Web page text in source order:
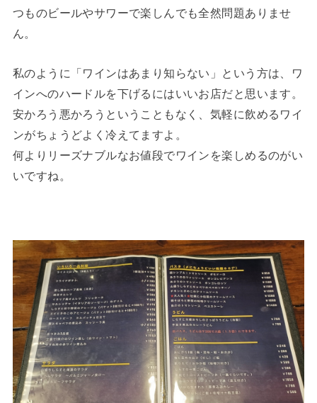
つものビールやサワーで楽しんでも全然問題ありませ
ん。
私のように「ワインはあまり知らない」という方は、ワ
インへのハードルを下げるにはいいお店だと思います。
安かろう悪かろうということもなく、気軽に飲めるワイ
ンがちょうどよく冷えてますよ。
何よりリーズナブルなお値段でワインを楽しめるのがい
いですね。